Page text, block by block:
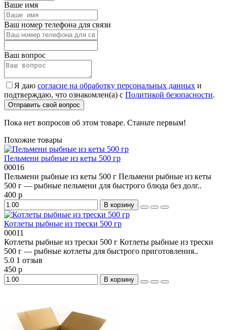
Ваше имя
Ваш номер телефона для связи
Ваш вопрос
Я даю согласие на обработку персональных данных и
подтверждаю, что ознакомлен(а) с Политикой безопасности.
Отправить свой вопрос
Пока нет вопросов об этом товаре. Станьте первым!
Похожие товары
Пельмени рыбные из кеты 500 гр
00016
Пельмени рыбные из кеты 500 г Пельмени рыбные из кеты
500 г — рыбные пельмени для быстрого блюда без долг..
400 р
В корзину
Котлеты рыбные из трески 500 гр
00011
Котлеты рыбные из трески 500 г Котлеты рыбные из трески
500 г — рыбные котлеты для быстрого приготовления..
5.0 1 отзыв
450 р
В корзину